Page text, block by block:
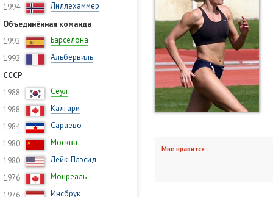
1994
Лиллехаммер
Объединённая команда
1992
Барселона
1992
Альбервиль
СССР
1988
Сеул
1988
Калгари
1984
Сараево
1980
Москва
1980
Лейк-Плэсид
1976
Монреаль
1976
Инсбрук
Мне нравится